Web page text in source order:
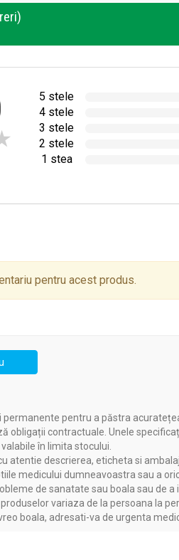
toarnă 200 ml apă clocotită şi
5 stele
4 stele
3 stele
2 stele
1 stea
pentru acest produs.
pentru a păstra
obligații contractuale. Unele
în limita stocului.
atentie descrierea, eticheta si
medicului dumneavoastra sau a
de sanatate sau boala sau de
variaza de la persoana la
boala, adresati-va de urgenta